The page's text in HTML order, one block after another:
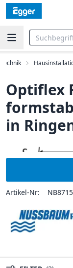
Optiflex
in
Artikel-Nr: